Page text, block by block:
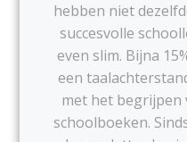
hebben niet
succesvolle
even slim. Bijna
een
met het begrijpen
schoolboeken.